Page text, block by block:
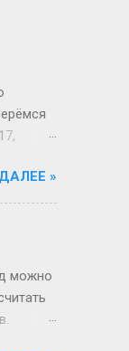
а
в
уже
ДАЛЕЕ »
можно